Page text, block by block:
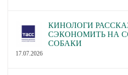
КИНОЛОГИ
СЭКОНОМИТЬ НА
СОБАКИ
17.07.2026